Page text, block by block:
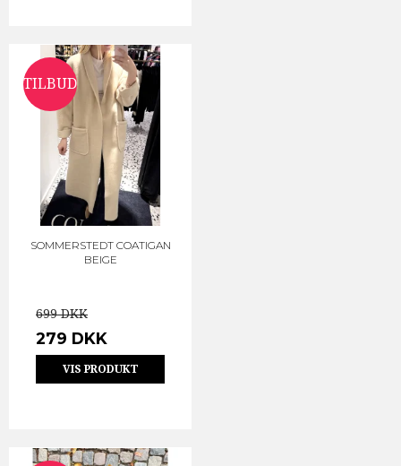
TILBUD
SOMMERSTEDT COATIGAN
BEIGE
699 DKK
279 DKK
VIS PRODUKT